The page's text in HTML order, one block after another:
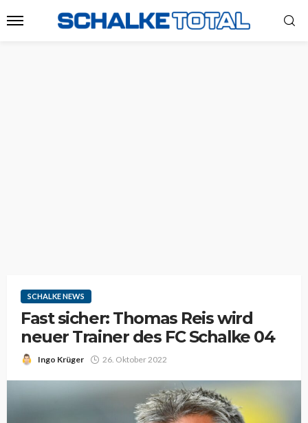
SCHALKE NEWS
Fast sicher: Thomas Reis wird
neuer Trainer des FC Schalke 04
Ingo Krüger 26. Oktober 2022